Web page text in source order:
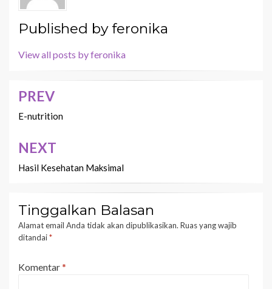
Published byferonika
View all posts by feronika
Navigasi
pos
PREV
E-nutrition
NEXT
Hasil Kesehatan Maksimal
Tinggalkan Balasan
Alamat email Anda tidak akan dipublikasikan. Ruas yang wajib
ditandai*
Komentar*